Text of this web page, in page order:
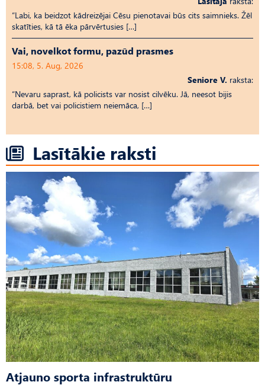
“Labi, ka beidzot kādreizējai Cēsu pienotavai būs cits saimnieks. Žēl
skatīties, kā tā ēka pārvērtusies […]
Vai, novelkot formu, pazūd prasmes
15:08, 5. Aug, 2026
Seniore V. raksta:
“Nevaru saprast, kā policists var nosist cilvēku. Jā, neesot bijis
darbā, bet vai policistiem neiemāca, […]
Lasītākie raksti
Atjauno sporta infrastruktūru